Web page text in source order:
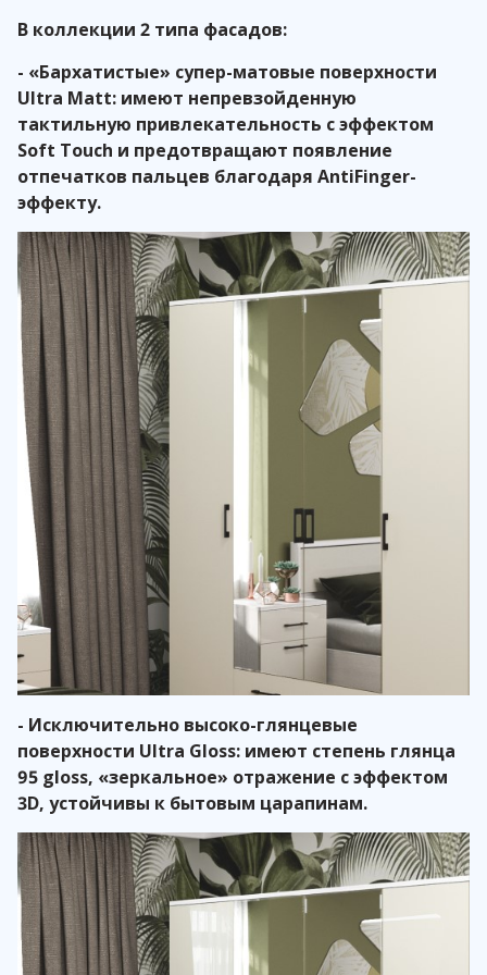
В коллекции 2 типа фасадов:
- «Бархатистые» супер-матовые поверхности
Ultra Matt: имеют непревзойденную
тактильную привлекательность с эффектом
Soft Touch и предотвращают появление
отпечатков пальцев благодаря AntiFinger-
эффекту.
- Исключительно высоко-глянцевые
поверхности Ultra Gloss: имеют степень глянца
95 gloss, «зеркальное» отражение с эффектом
3D, устойчивы к бытовым царапинам.